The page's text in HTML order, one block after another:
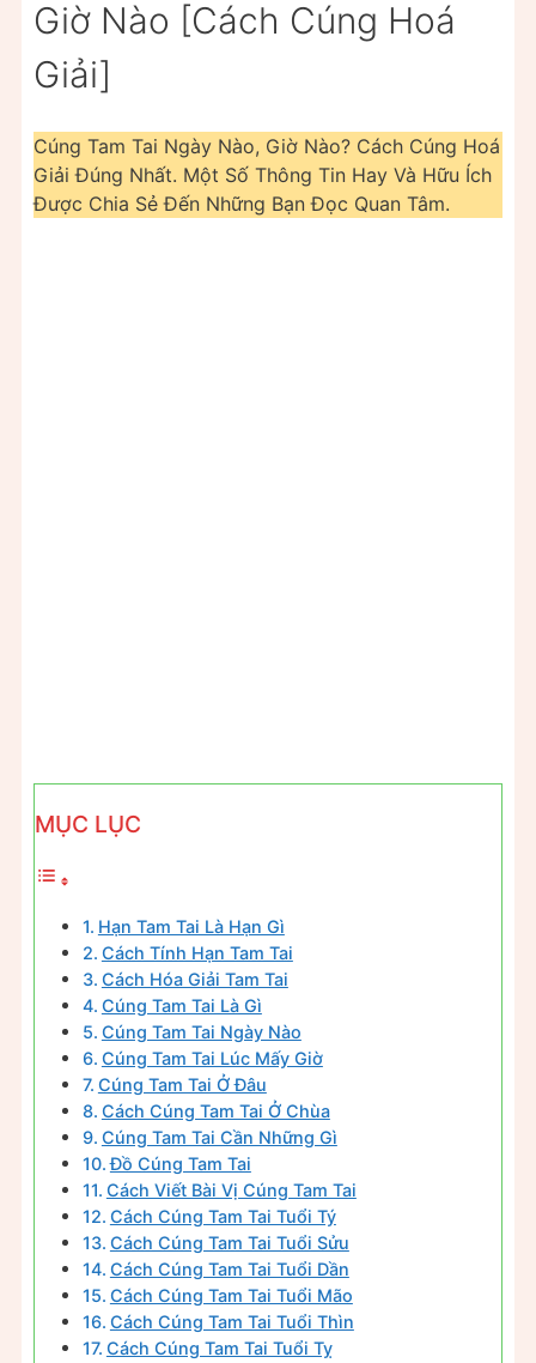
Giờ Nào [Cách Cúng Hoá
Giải]
Cúng Tam Tai Ngày Nào, Giờ Nào? Cách Cúng Hoá
Giải Đúng Nhất. Một Số Thông Tin Hay Và Hữu Ích
Được Chia Sẻ Đến Những Bạn Đọc Quan Tâm.
MỤC LỤC
Hạn Tam Tai Là Hạn Gì
Cách Tính Hạn Tam Tai
Cách Hóa Giải Tam Tai
Cúng Tam Tai Là Gì
Cúng Tam Tai Ngày Nào
Cúng Tam Tai Lúc Mấy Giờ
Cúng Tam Tai Ở Đâu
Cách Cúng Tam Tai Ở Chùa
Cúng Tam Tai Cần Những Gì
Đồ Cúng Tam Tai
Cách Viết Bài Vị Cúng Tam Tai
Cách Cúng Tam Tai Tuổi Tý
Cách Cúng Tam Tai Tuổi Sửu
Cách Cúng Tam Tai Tuổi Dần
Cách Cúng Tam Tai Tuổi Mão
Cách Cúng Tam Tai Tuổi Thìn
Cách Cúng Tam Tai Tuổi Tỵ